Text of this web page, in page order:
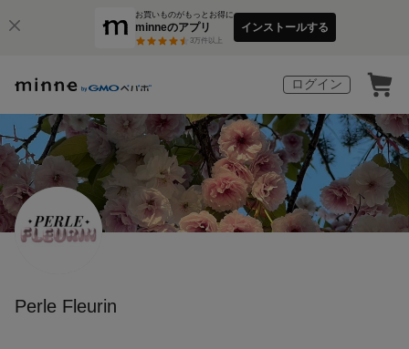
お買いものがもっとお得に
minneのアプリ
3万件以上
インストールする
ログイン
Perle Fleurin